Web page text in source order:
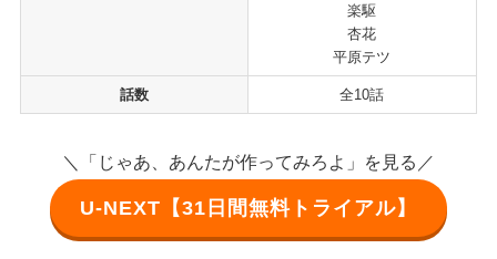
楽駆
杏花
平原テツ
話数 全10話
＼「じゃあ、あんたが作ってみろよ」を見る／
U-NEXT【31日間無料トライアル】